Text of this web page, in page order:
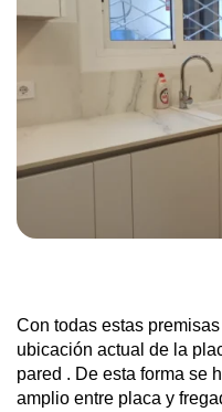
Con todas estas
ubicación actual de la
pared . De esta forma se
amplio entre placa y